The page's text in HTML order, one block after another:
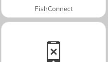
FishConnect